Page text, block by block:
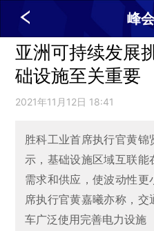
峰
亚洲可持续发展
础设施至关重要
2021年11月12日 18:41
胜科工业首席执行官黄
示，基础设施区域互联
需求和供应，使波动性
席执行官黄嘉曦亦称，
车广泛使用完善电力设施